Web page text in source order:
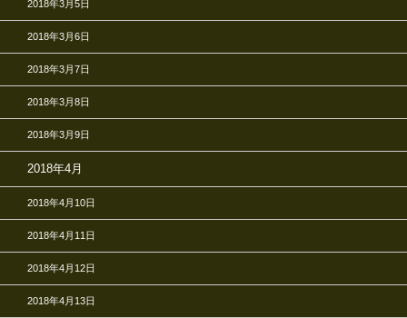
2018年3月5日
2018年3月6日
2018年3月7日
2018年3月8日
2018年3月9日
2018年4月
2018年4月10日
2018年4月11日
2018年4月12日
2018年4月13日